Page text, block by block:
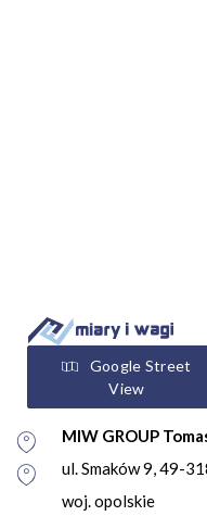
Google Street
View
MIW GROUP
ul. Smaków 9, 49-
woj. opolskie